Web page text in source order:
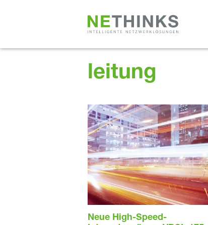
leitung
Neue High-Speed-